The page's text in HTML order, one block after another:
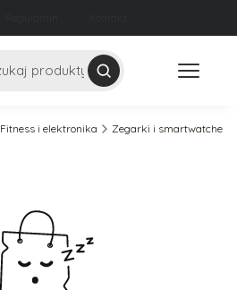
Fitness i elektronika Zegarki i smartwatche